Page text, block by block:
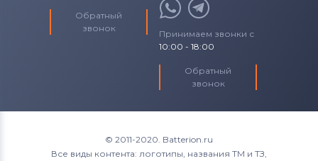
Обратный
звонок
Принимаем звонки с
10:00 - 18:00
Обратный
звонок
© 2011-2020. Batterion.ru
Все виды контента: логотипы, названия ТМ и ТЗ,